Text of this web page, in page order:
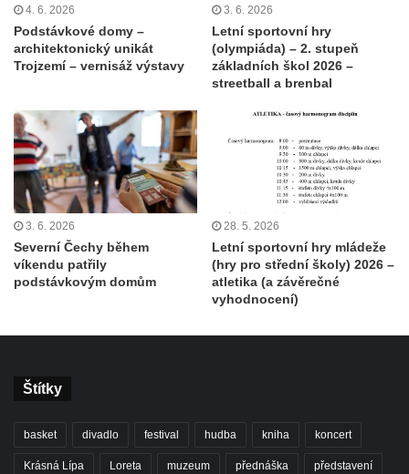
4. 6. 2026
Podstávkové domy –
architektonický unikát
Trojzemí – vernisáž výstavy
3. 6. 2026
Letní sportovní hry
(olympiáda) – 2. stupeň
základních škol 2026 –
streetball a brenbal
3. 6. 2026
Severní Čechy během
víkendu patřily
podstávkovým domům
28. 5. 2026
Letní sportovní hry mládeže
(hry pro střední školy) 2026 –
atletika (a závěrečné
vyhodnocení)
Štítky
basket divadlo festival hudba kniha koncert
Krásná Lípa Loreta muzeum přednáška představení